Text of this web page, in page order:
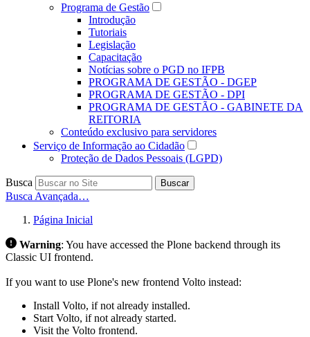
Programa de Gestão
Introdução
Tutoriais
Legislação
Capacitação
Notícias sobre o PGD no IFPB
PROGRAMA DE GESTÃO - DGEP
PROGRAMA DE GESTÃO - DPI
PROGRAMA DE GESTÃO - GABINETE DA
REITORIA
Conteúdo exclusivo para servidores
Serviço de Informação ao Cidadão
Proteção de Dados Pessoais (LGPD)
Busca Buscar
Busca Avançada…
Página Inicial
Warning: You have accessed the Plone backend through its
Classic UI frontend.
If you want to use Plone's new frontend Volto instead:
Install Volto, if not already installed.
Start Volto, if not already started.
Visit the Volto frontend.